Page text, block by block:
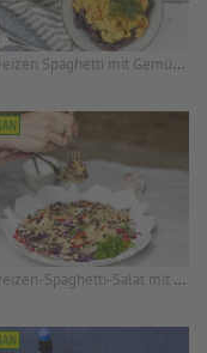
Buchweizen Spaghetti mit Gemüse-Cashew Sauce, basisch
Buchweizen-Spaghetti-Salat mit Erdnuss-Sauce, asiatisch